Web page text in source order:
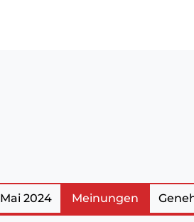
Mai 2024 Meinungen